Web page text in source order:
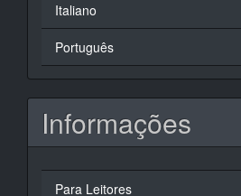
Italiano
Português
Informações
Para Leitores